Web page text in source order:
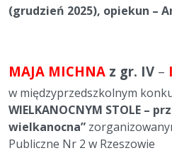
(grudzień 2025), opiekun –
MAJA MICHNA z gr. IV –
w międzyprzedszkolnym
WIELKANOCNYM STOLE –
wielkanocna”
Publiczne Nr 2 w Rzeszowie